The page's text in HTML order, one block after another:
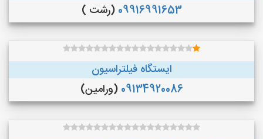
09916991653 (رشت )
ایستگاه فیلتراسیون
09134920086 (ورامین)